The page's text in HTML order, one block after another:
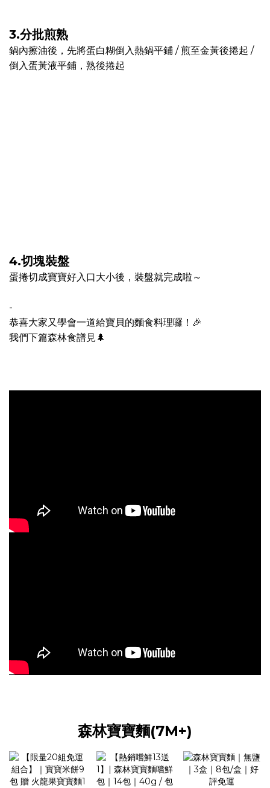
3.分批煎熟
鍋內擦油後，先將蛋白糊倒入熱鍋平鋪 / 煎至金黃後捲起 /
倒入蛋黃液平鋪，熟後捲起
4.切塊裝盤
蛋捲切成寶寶好入口大小後，裝盤就完成啦～
-
恭喜大家又學會一道給寶貝的麵食料理囉！🎉
我們下篇森林食譜見🌲
森林寶寶麵(7M+)